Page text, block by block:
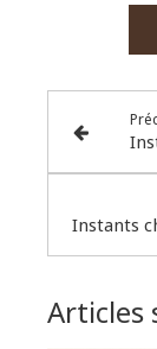
Articles